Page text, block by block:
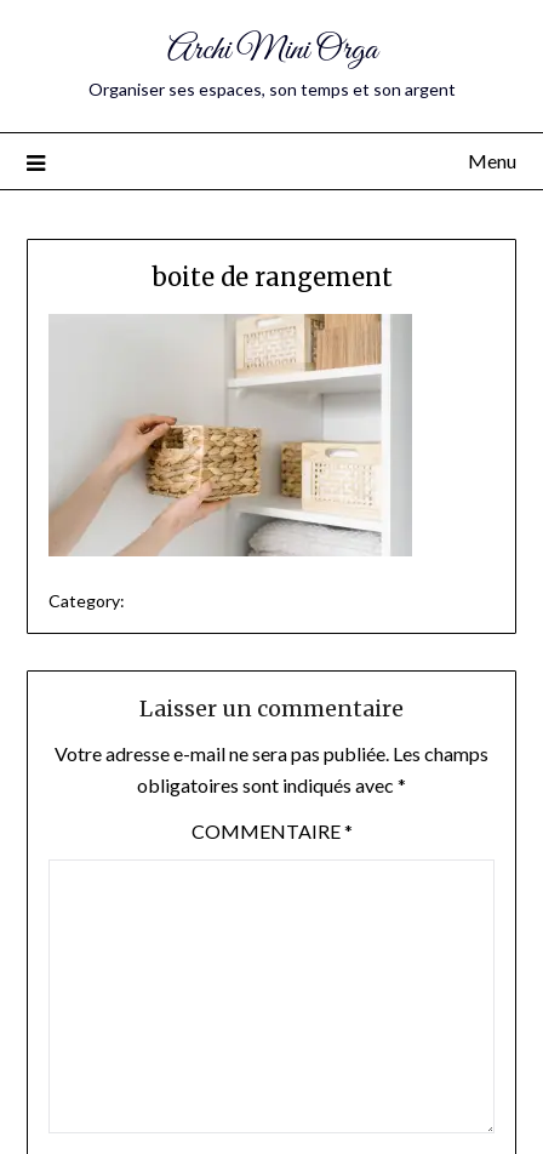
Archi Mini Orga
Organiser ses espaces, son temps et son argent
Menu
boite de rangement
Category:
Laisser un commentaire
Votre adresse e-mail ne sera pas publiée. Les champs
obligatoires sont indiqués avec *
COMMENTAIRE*